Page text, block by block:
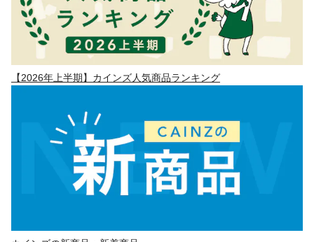
【2026年上半期】カインズ人気商品ランキング